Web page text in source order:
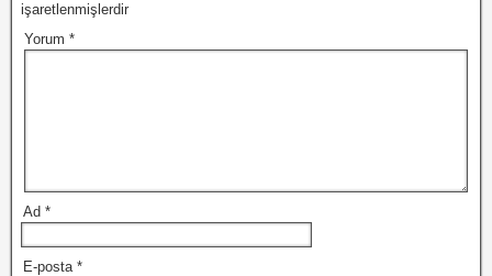
işaretlenmişlerdir
Yorum *
Ad *
E-posta *